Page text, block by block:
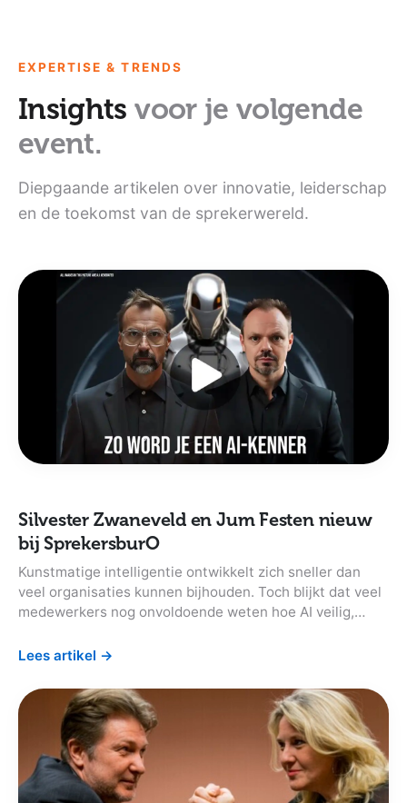
EXPERTISE & TRENDS
Insightsvoor je volgende
event.
Diepgaande artikelen over innovatie, leiderschap
en de toekomst van de sprekerwereld.
Silvester Zwaneveld en Jum Festen nieuw
bij SprekersburO
Kunstmatige intelligentie ontwikkelt zich sneller dan
veel organisaties kunnen bijhouden. Toch blijkt dat veel
medewerkers nog onvoldoende weten hoe AI veilig,
is AI-geletterdheid belangrijk en hoe begin je als
Lees artikel →